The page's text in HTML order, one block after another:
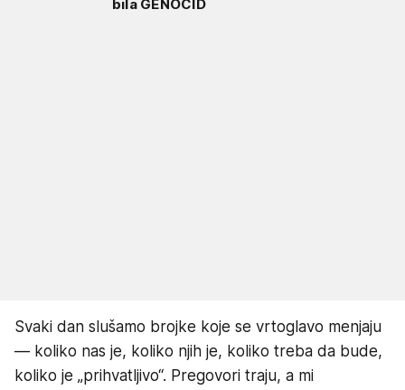
bila GENOCID
Svaki dan slušamo brojke koje se vrtoglavo menjaju
— koliko nas je, koliko njih je, koliko treba da bude,
koliko je „prihvatljivo“. Pregovori traju, a mi